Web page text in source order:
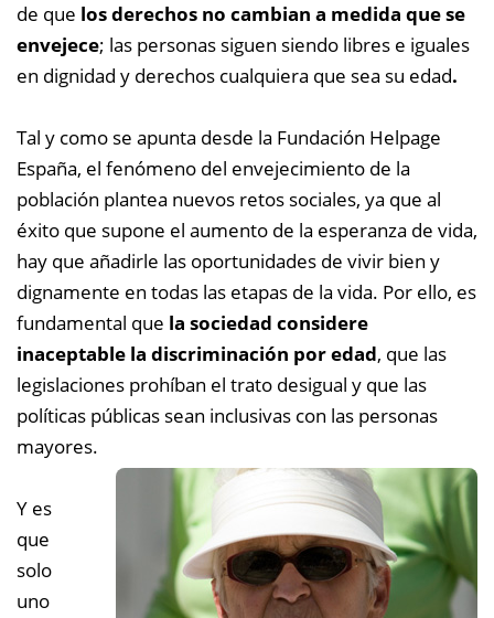
de que los derechos no cambian a medida que se
envejece; las personas siguen siendo libres e iguales
en dignidad y derechos cualquiera que sea su edad.
Tal y como se apunta desde la Fundación Helpage
España, el fenómeno del envejecimiento de la
población plantea nuevos retos sociales, ya que al
éxito que supone el aumento de la esperanza de vida,
hay que añadirle las oportunidades de vivir bien y
dignamente en todas las etapas de la vida. Por ello, es
fundamental que la sociedad considere
inaceptable la discriminación por edad, que las
legislaciones prohíban el trato desigual y que las
políticas públicas sean inclusivas con las personas
mayores.
Y es
que
solo
uno